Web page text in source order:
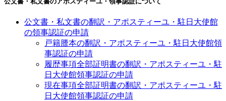
公文書・私文書の翻訳・アポスティーユ・駐日大使館
の領事認証の申請
戸籍謄本の翻訳・アポスティーユ・駐日大使館領
事認証の申請
履歴事項全部証明書の翻訳・アポスティーユ・駐
日大使館領事認証の申請
現在事項全部証明書の翻訳・アポスティーユ・駐
日大使館領事認証の申請